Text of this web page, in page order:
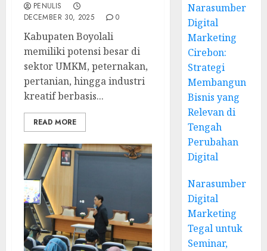
PENULIS
DECEMBER 30, 2025
0
Kabupaten Boyolali
memiliki potensi besar di
sektor UMKM, peternakan,
pertanian, hingga industri
kreatif berbasis...
READ MORE
Narasumber
Digital
Marketing
Cirebon:
Strategi
Membangun
Bisnis yang
Relevan di
Tengah
Perubahan
Digital
Narasumber
Digital
Marketing
Tegal untuk
Seminar,